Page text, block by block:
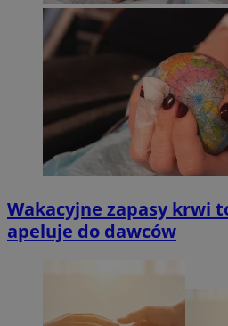
Wakacyjne zapasy krwi
apeluje do dawców